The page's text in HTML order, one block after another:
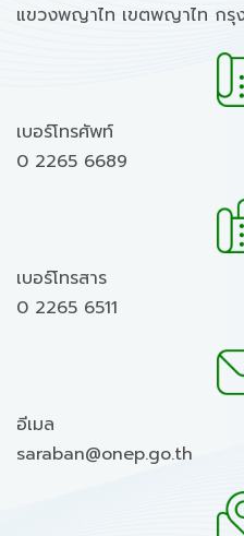
แขวงพญาไท เขตพญาไท กรุ
เบอร์โทรศัพท์
0 2265 6689
เบอร์โทรสาร
0 2265 6511
อีเมล
saraban@onep.go.th